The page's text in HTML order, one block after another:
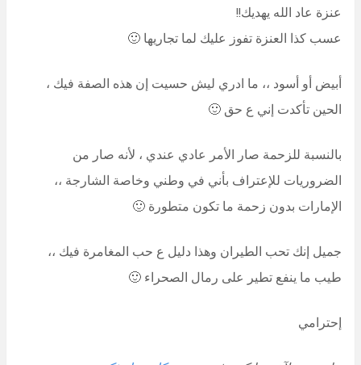
عنزة عاد الله يهديك!!
عسب كذا العنزة تفوز عليك لما تجاريها 🙂
أبيض أو أسود ،، ما ادري ليش حسيت إن هذه الصفة فيك ،
الحين تأكدت إني ع حق 🙂
بالنسبة للزحمة صار الأمر عادي عندي ، لأنه صار من
الضروريات للإعتراف بأني في وطني وخاصة الشارجة ،،
الإمارات بدون زحمة ما تكون متطورة 🙂
جميل إنك تحب الطيران وهذا دليل ع حب المغامرة فيك ،،
طيب ما ينفع تطير على رمال الصحراء 🙂
إحترامي